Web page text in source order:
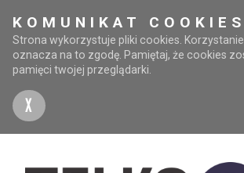
KOMUNIKAT COOKIES
Strona wykorzystuje pliki cookies.
oznacza na to zgodę. Pamiętaj, że cookies
pamięci twojej przeglądarki.
X